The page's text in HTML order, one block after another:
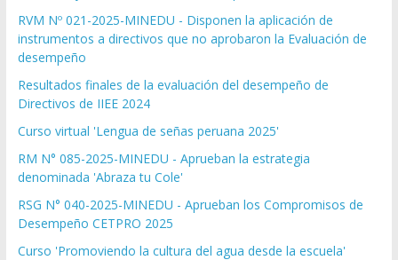
RVM Nº 021-2025-MINEDU - Disponen la aplicación de
instrumentos a directivos que no aprobaron la Evaluación de
desempeño
Resultados finales de la evaluación del desempeño de
Directivos de IIEE 2024
Curso virtual 'Lengua de señas peruana 2025'
RM N° 085-2025-MINEDU - Aprueban la estrategia
denominada 'Abraza tu Cole'
RSG N° 040-2025-MINEDU - Aprueban los Compromisos de
Desempeño CETPRO 2025
Curso 'Promoviendo la cultura del agua desde la escuela'